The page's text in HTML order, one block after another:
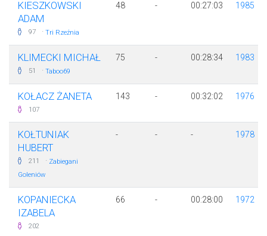
KIESZKOWSKI
ADAM
97 · Tri Rzeźnia
48 - 00:27:03 1985
KLIMECKI MICHAŁ
51 · Taboo69
75 - 00:28:34 1983
KOŁACZ ŻANETA
107
143 - 00:32:02 1976
KOŁTUNIAK
HUBERT
211 · Zabiegani
Goleniów
- - - 1978
KOPANIECKA
IZABELA
202
66 - 00:28:00 1972